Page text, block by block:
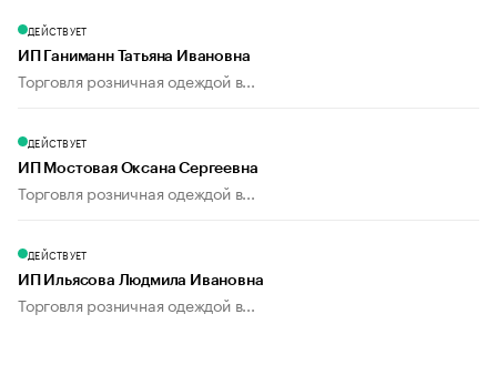
ДЕЙСТВУЕТ
ИП Ганиманн Татьяна Ивановна
Торговля розничная одеждой в...
ДЕЙСТВУЕТ
ИП Мостовая Оксана Сергеевна
Торговля розничная одеждой в...
ДЕЙСТВУЕТ
ИП Ильясова Людмила Ивановна
Торговля розничная одеждой в...